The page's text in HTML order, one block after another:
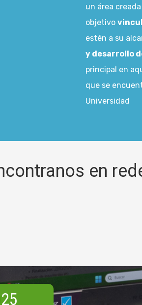
un área
objetivo
estén a su
y desarrollo
principal en
que se
Universidad
en